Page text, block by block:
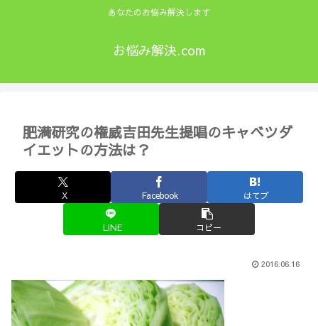
あなたのお悩み解決します
お悩み解決.com
肥満研究の権威吉田先生提唱のキャベツダ
イエットの方法は？
X Facebook はてブ
LINE コピー
2016.06.16